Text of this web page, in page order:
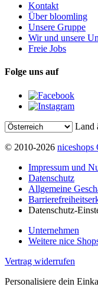
Kontakt
Über bloomling
Unsere Gruppe
Wir und unsere
Freie Jobs
Folge uns auf
Land
© 2010-2026 niceshops
Impressum und
Datenschutz
Allgemeine
Datenschutz-
Unternehmen
Weitere nice
Vertrag widerrufen
Personalisiere dein